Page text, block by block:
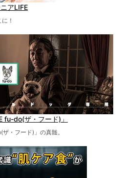
アLIFE
！
fu-do(ザ・フード)」
・フード)」の真髄。